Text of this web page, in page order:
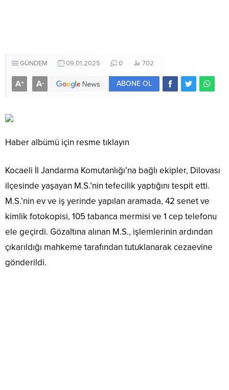
GÜNDEM 09.01.2025 0 702
A+ A- ABONE OL
Haber albümü için resme tıklayın
Kocaeli İl Jandarma Komutanlığı’na bağlı ekipler, Dilovası
ilçesinde yaşayan M.S.’nin tefecilik yaptığını tespit etti.
M.S.’nin ev ve iş yerinde yapılan aramada, 42 senet ve
kimlik fotokopisi, 105 tabanca mermisi ve 1 cep telefonu
ele geçirdi. Gözaltına alınan M.S., işlemlerinin ardından
çıkarıldığı mahkeme tarafından tutuklanarak cezaevine
gönderildi.